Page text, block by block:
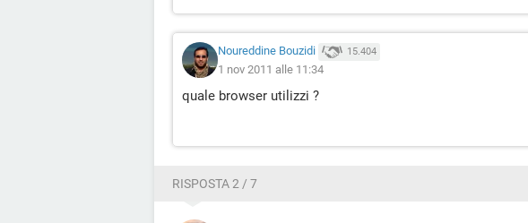
Noureddine Bouzidi 15.404
1 nov 2011 alle 11:34
quale browser utilizzi ?
RISPOSTA 2 / 7